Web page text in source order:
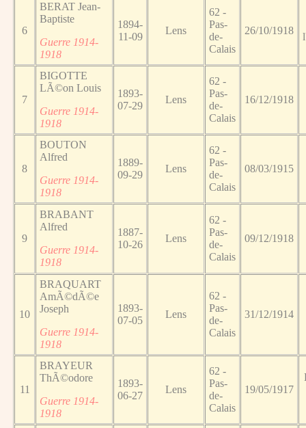
6
BERAT Jean-
Baptiste
Guerre 1914-
1918
1894-
11-09
Lens
62 -
Pas-
de-
Calais
26/10/1918
7
BIGOTTE
LÃ©on Louis
Guerre 1914-
1918
1893-
07-29
Lens
62 -
Pas-
de-
Calais
16/12/1918
8
BOUTON
Alfred
Guerre 1914-
1918
1889-
09-29
Lens
62 -
Pas-
de-
Calais
08/03/1915
9
BRABANT
Alfred
Guerre 1914-
1918
1887-
10-26
Lens
62 -
Pas-
de-
Calais
09/12/1918
10
BRAQUART
AmÃ©dÃ©e
Joseph
Guerre 1914-
1918
1893-
07-05
Lens
62 -
Pas-
de-
Calais
31/12/1914
11
BRAYEUR
ThÃ©odore
Guerre 1914-
1918
1893-
06-27
Lens
62 -
Pas-
de-
Calais
19/05/1917